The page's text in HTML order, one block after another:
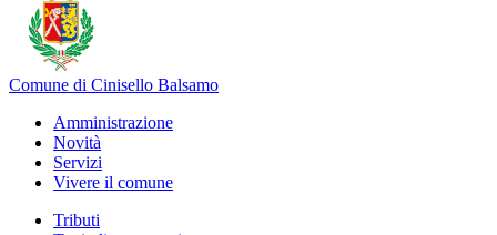
Comune di Cinisello Balsamo
Amministrazione
Novità
Servizi
Vivere il comune
Tributi